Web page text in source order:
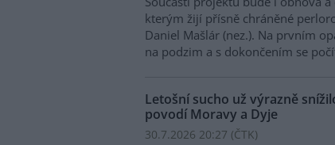
kterým žijí přísně chráněné
Daniel Mašlár (nez.). Na prvním
na podzim a s dokončením se
Letošní sucho už výrazně
povodí Moravy a Dyje
30.7.2026 20:27 (ČTK)